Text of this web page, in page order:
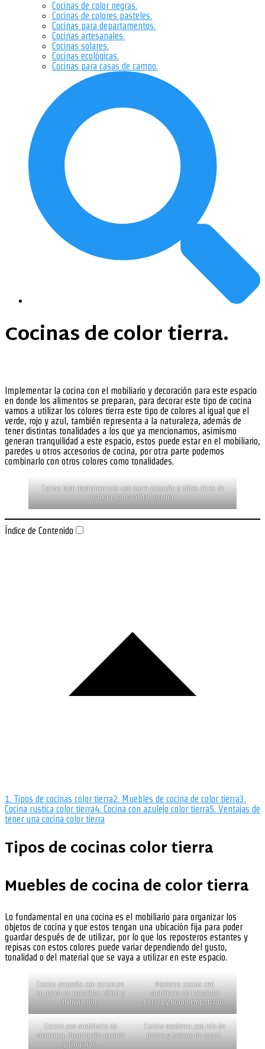
Cocinas de color negras.
Cocinas de colores pasteles.
Cocinas para departamentos.
Cocinas artesanales.
Cocinas solares.
Cocinas ecológicas.
Cocinas para casas de campo.
Cocinas de color tierra.
Implementar la cocina con el mobiliario y decoración para este espacio
en donde los alimentos se preparan, para decorar este tipo de cocina
vamos a utilizar los colores tierra este tipo de colores al igual que el
verde, rojo y azul, también representa a la naturaleza, además de
tener distintas tonalidades a los que ya mencionamos, asimismo
generan tranquilidad a este espacio, estos puede estar en el mobiliario,
paredes u otros accesorios de cocina, por otra parte podemos
combinarlo con otros colores como tonalidades.
Cocina bien implementada con barra pequeña y sillas altas de
madera de tonalidad oscura.
Índice de Contenido
1. Tipos de cocinas color tierra2. Muebles de cocina de color tierra3.
Cocina rustica color tierra4. Cocina con azulejo color tierra5. Ventajas de
tener una cocina color tierra
Tipos de cocinas color tierra
Muebles de cocina de color tierra
Lo fundamental en una cocina es el mobiliario para organizar los
objetos de cocina y que estos tengan una ubicación fija para poder
guardar después de de utilizar, por lo que los reposteros estantes y
repisas con estos colores puede variar dependiendo del gusto,
tonalidad o del material que se vaya a utilizar en este espacio.
Cocina pequeña con estantes
de pared de tonalidad cálida y
iluminación.
Moderna cocina con
mobiliario de tonalidad
oscura y horno empotrado.
Cocina con mobiliario de
melamina, iluminación natural
y lámparas.
Cocina moderna con isla de
piedra y bancas de metal.